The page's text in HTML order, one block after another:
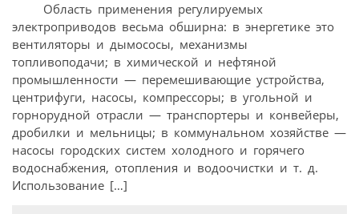
Область применения регулируемых
электроприводов весьма обширна: в энергетике это
вентиляторы и дымососы, механизмы
топливоподачи; в химической и нефтяной
промышленности — перемешивающие устройства,
центрифуги, насосы, компрессоры; в угольной и
горнорудной отрасли — транспортеры и конвейеры,
дробилки и мельницы; в коммунальном хозяйстве —
насосы городских систем холодного и горячего
водоснабжения, отопления и водоочистки и т. д.
Использование […]